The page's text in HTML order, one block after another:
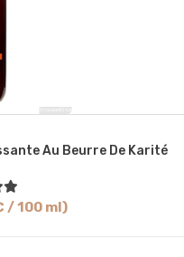
Au Beurre De Karité
/ 100 ml)